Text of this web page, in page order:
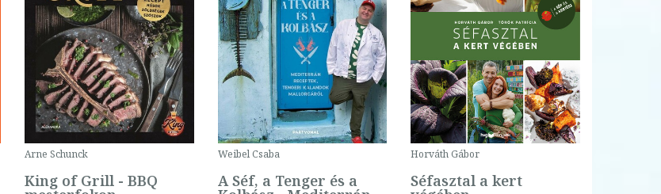
Arne Schunck
King of Grill - BBQ
Weibel Csaba
A Séf, a Tenger és a
Horváth Gábor
Séfasztal a kert